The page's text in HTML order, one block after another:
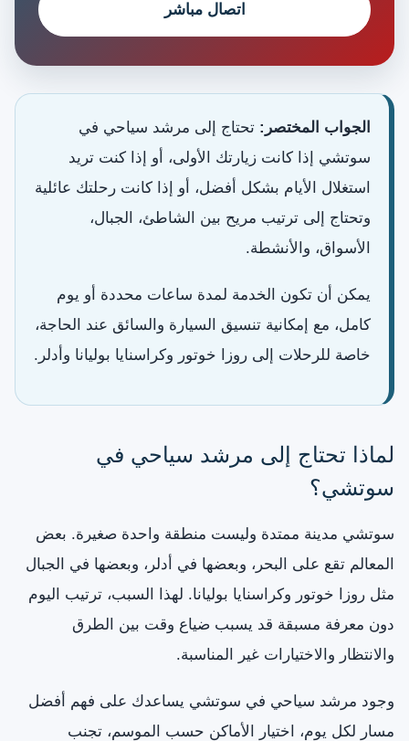
اتصال مباشر
الجواب المختصر: تحتاج إلى مرشد سياحي في
سوتشي إذا كانت زيارتك الأولى، أو إذا كنت تريد
استغلال الأيام بشكل أفضل، أو إذا كانت رحلتك عائلية
وتحتاج إلى ترتيب مريح بين الشاطئ، الجبال،
الأسواق، والأنشطة.
يمكن أن تكون الخدمة لمدة ساعات محددة أو يوم
كامل، مع إمكانية تنسيق السيارة والسائق عند الحاجة،
خاصة للرحلات إلى روزا خوتور وكراسنايا بوليانا وأدلر.
لماذا تحتاج إلى مرشد سياحي في
سوتشي؟
سوتشي مدينة ممتدة وليست منطقة واحدة صغيرة. بعض
المعالم تقع على البحر، وبعضها في أدلر، وبعضها في الجبال
مثل روزا خوتور وكراسنايا بوليانا. لهذا السبب، ترتيب اليوم
دون معرفة مسبقة قد يسبب ضياع وقت بين الطرق
والانتظار والاختيارات غير المناسبة.
وجود مرشد سياحي في سوتشي يساعدك على فهم أفضل
مسار لكل يوم، اختيار الأماكن حسب الموسم، تجنب